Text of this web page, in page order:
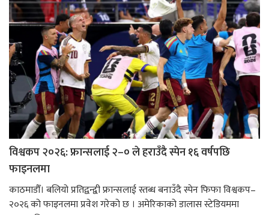
विश्वकप २०२६: फ्रान्सलाई २–० ले हराउँदै स्पेन १६ वर्षपछि
फाइनलमा
काठमाडौँ। बलियो प्रतिद्वन्द्वी फ्रान्सलाई स्तब्ध बनाउँदै स्पेन फिफा विश्वकप–
२०२६ को फाइनलमा प्रवेश गरेको छ । अमेरिकाको डालास स्टेडियममा